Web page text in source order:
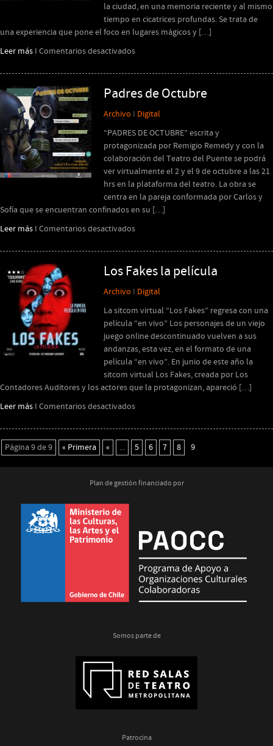
la ciudad, en una memoria reciente y al mismo
tiempo en cicatrices profundas. Se trata de
una experiencia que pone el foco en lugares mágicos y […]
Leer más I Comentarios desactivadosen
Padres de Octubre
Archivo I Digital
“PADRES DE OCTUBRE” escrita y
protagonizada por Remigio Remedy y con la
colaboración del Teatro del Puente se podrá
ver virtualmente el 2 y el 9 de octubre a las 21
hrs en la plataforma del teatro. La obra se
centra en la pareja conformada por Carlos y
Sofía que se encuentran confinados en su […]
Leer más I Comentarios desactivadosen
de
Octubre
Los Fakes la película
Archivo I Digital
La sitcom virtual “Los Fakes” regresa con una
película “en vivo” Los personajes de un viejo
juego online descontinuado vuelven a sus
andanzas, esta vez, en el formato de una
película “en vivo”. En junio de este año la
sitcom virtual Los Fakes, creada por Los
Contadores Auditores y los actores que la protagonizan, apareció […]
Leer más I Comentarios desactivadosen
Fakes
la
película
Página 9 de 9 « Primera « ... 5 6 7 8 9
Plan de gestión financiado por
Somos parte de
Patrocina